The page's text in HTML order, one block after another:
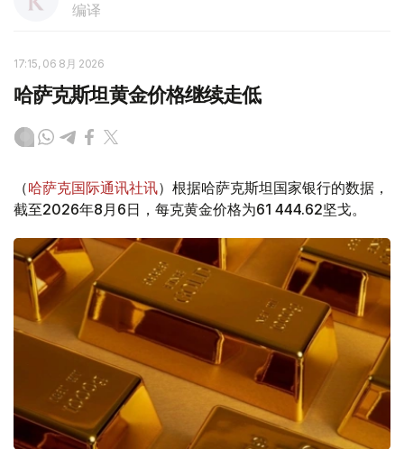
编译
17:15, 06 8月 2026
哈萨克斯坦黄金价格继续走低
（哈萨克国际通讯社讯）根据哈萨克斯坦国家银行的数据，
截至2026年8月6日，每克黄金价格为61 444.62坚戈。